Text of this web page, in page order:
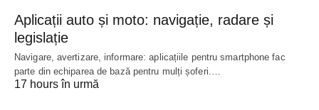
Aplicații auto și moto: navigație, radare și
legislație
Navigare, avertizare, informare: aplicațiile pentru smartphone fac
parte din echiparea de bază pentru mulți șoferi.…
17 hours în urmă